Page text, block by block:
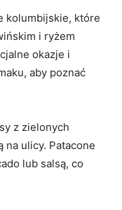
‍kolumbijskie, które
i ryżem
‍okazje i
aby poznać
z zielonych‍
‍na ulicy.‌ Patacone
lub salsą, co